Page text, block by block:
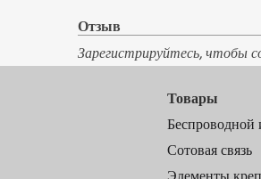
Отзыв
Зарегистрируйтесь, чтобы
Товары
Беспроводной
Сотовая связь